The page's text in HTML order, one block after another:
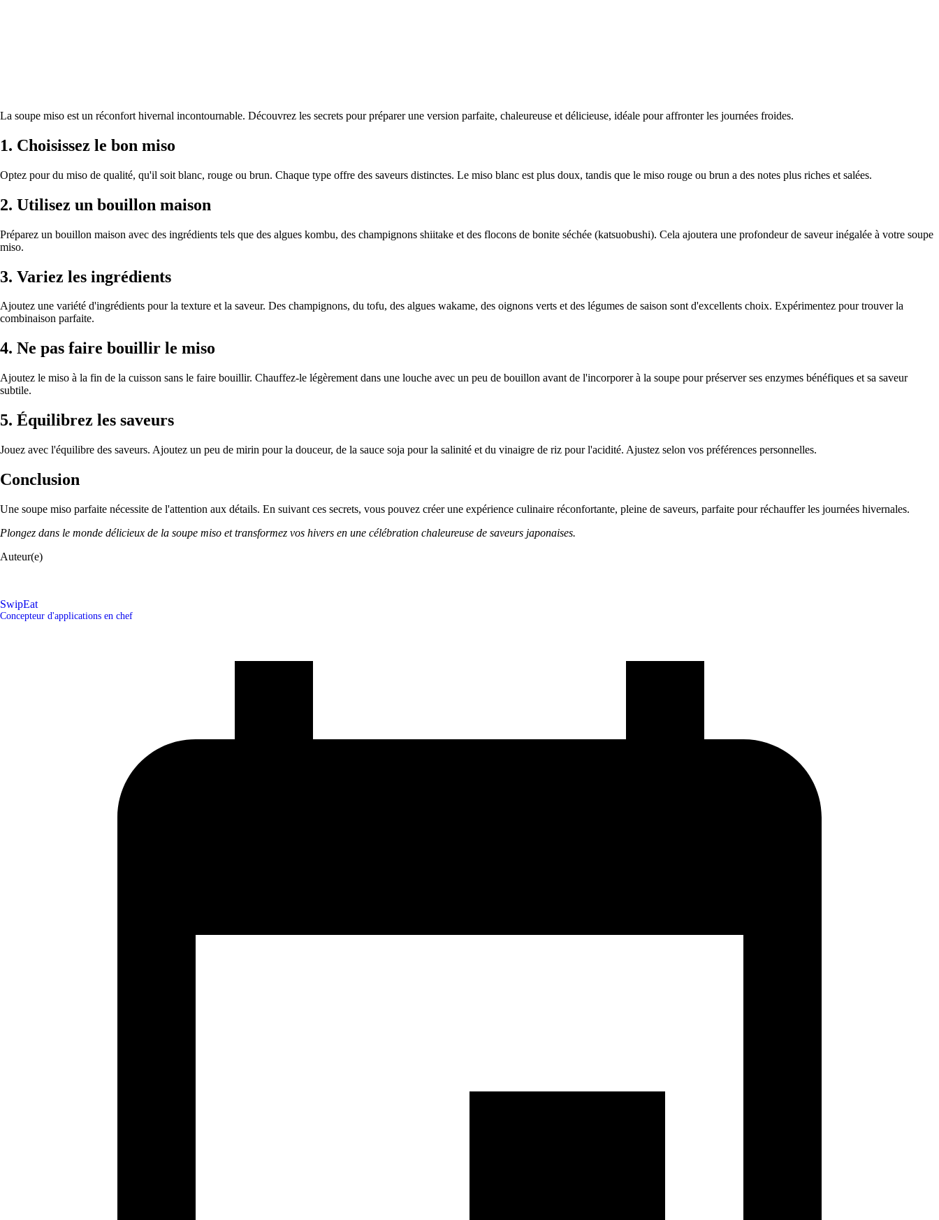
La soupe miso est un réconfort hivernal incontournable. Découvrez les secrets pour préparer une version parfaite, chaleureuse et délicieuse, idéale pour affronter les journées froides.
1. Choisissez le bon miso
Optez pour du miso de qualité, qu'il soit blanc, rouge ou brun. Chaque type offre des saveurs distinctes. Le miso blanc est plus doux, tandis que le miso rouge ou brun a des notes plus riches et salées.
2. Utilisez un bouillon maison
Préparez un bouillon maison avec des ingrédients tels que des algues kombu, des champignons shiitake et des flocons de bonite séchée (katsuobushi). Cela ajoutera une profondeur de saveur inégalée à votre soupe
miso.
3. Variez les ingrédients
Ajoutez une variété d'ingrédients pour la texture et la saveur. Des champignons, du tofu, des algues wakame, des oignons verts et des légumes de saison sont d'excellents choix. Expérimentez pour trouver la
combinaison parfaite.
4. Ne pas faire bouillir le miso
Ajoutez le miso à la fin de la cuisson sans le faire bouillir. Chauffez-le légèrement dans une louche avec un peu de bouillon avant de l'incorporer à la soupe pour préserver ses enzymes bénéfiques et sa saveur
subtile.
5. Équilibrez les saveurs
Jouez avec l'équilibre des saveurs. Ajoutez un peu de mirin pour la douceur, de la sauce soja pour la salinité et du vinaigre de riz pour l'acidité. Ajustez selon vos préférences personnelles.
Conclusion
Une soupe miso parfaite nécessite de l'attention aux détails. En suivant ces secrets, vous pouvez créer une expérience culinaire réconfortante, pleine de saveurs, parfaite pour réchauffer les journées hivernales.
Plongez dans le monde délicieux de la soupe miso et transformez vos hivers en une célébration chaleureuse de saveurs japonaises.
Auteur(e)
SwipEat
Concepteur d'applications en chef